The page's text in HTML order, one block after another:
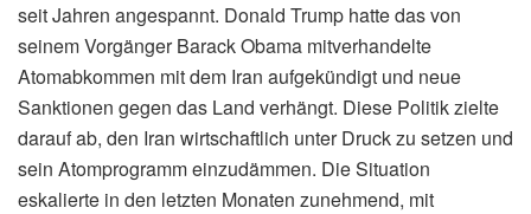
seit Jahren angespannt. Donald Trump hatte das von
seinem Vorgänger Barack Obama mitverhandelte
Atomabkommen mit dem Iran aufgekündigt und neue
Sanktionen gegen das Land verhängt. Diese Politik zielte
darauf ab, den Iran wirtschaftlich unter Druck zu setzen und
sein Atomprogramm einzudämmen. Die Situation
eskalierte in den letzten Monaten zunehmend, mit